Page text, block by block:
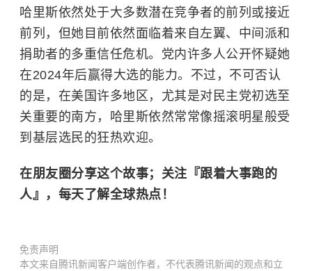
哈里斯依然处于大多数潜在竞争者的前列或接近
前列，但她目前依然面临着来自左翼、中间派和
捐助者的多重信任危机。党内许多人公开怀疑她
在2024年后赢得大选的能力。不过，不可否认
的是，在美国许多地区，尤其是对民主党初选至
关重要的南方，哈里斯依然常常像摇滚明星般受
到基层选民的狂热欢迎。
在朋友圈分享这个故事；关注『跟着大事跑的
人』，每天了解全球热点！
免责声明
本文来自腾讯新闻客户端创作者，不代表腾讯新闻的观点和立